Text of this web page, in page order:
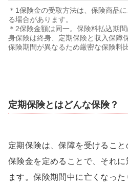
＊1保険金の受取方法は、保険商品
る場合があります。
＊2保険金額は同一。保険料払込期
身保険は終身、定期保険と収入保障
保険期間が異なるため厳密な保険料
定期保険とはどんな保険？
定期保険は、保障を受けるこ
保険金を定めることで、それ
ます。保険期間中に亡くなっ